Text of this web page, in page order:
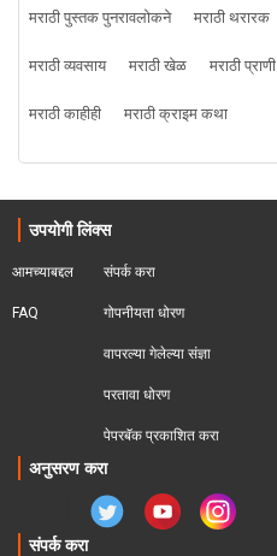
मराठी पुस्तक पुनरावलोकने
मराठी थरारक
मराठी व्यवसाय
मराठी खेळ मराठी प्राणी
मराठी काहीही
मराठी क्राइम कथा
उपयोगी लिंक्स
आमच्याबद्दल
FAQ
संपर्क करा
गोपनीयता धोरण
वापरल्या गेलेल्या संज्ञा
परतावा धोरण
पेपरबॅक प्रकाशित करा
अनुसरण करा
संपर्क करा